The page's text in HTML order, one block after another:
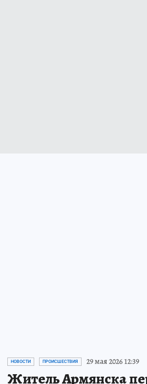
НОВОСТИ ПРОИСШЕСТВИЯ 29 мая 2026 12:39
Житель Армянска